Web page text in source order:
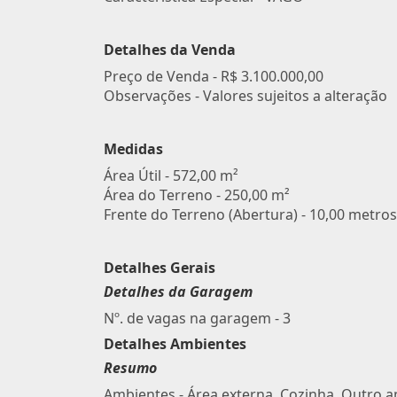
Detalhes da Venda
Preço de Venda - R$ 3.100.000,00
Observações - Valores sujeitos a alteração
Medidas
Área Útil - 572,00 m²
Área do Terreno - 250,00 m²
Frente do Terreno (Abertura) - 10,00 metros
Detalhes Gerais
Detalhes da Garagem
Nº. de vagas na garagem - 3
Detalhes Ambientes
Resumo